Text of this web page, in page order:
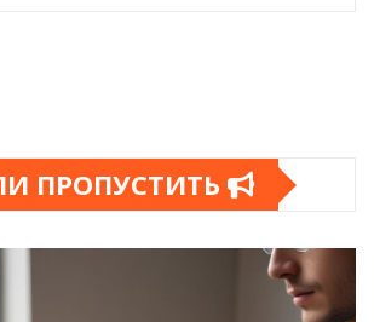
ПРОПУСТИТЬ